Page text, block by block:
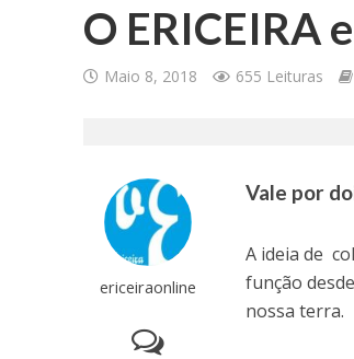
O ERICEIRA
Maio 8, 2018 655 Leituras
ericeiraonline
Vale por
A ideia de
função
nossa terra.